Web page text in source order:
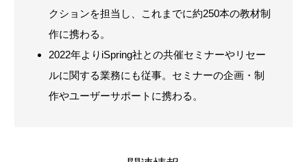
クションを担当し、これまでに約250本の教材制
作に携わる。
2022年よりiSpring社との共催セミナーやリセー
ルに関する業務にも従事。セミナーの企画・制
作やユーザーサポートに携わる。